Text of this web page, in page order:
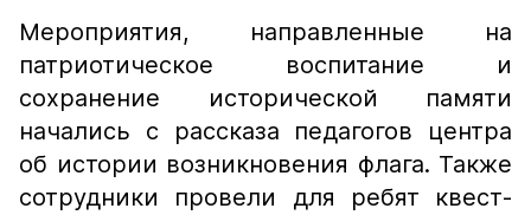
Мероприятия, направленные на
патриотическое воспитание и
сохранение исторической памяти
начались с рассказа педагогов центра
об истории возникновения флага. Также
сотрудники провели для ребят квест-